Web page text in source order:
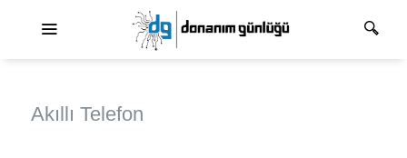
Akıllı Telefon